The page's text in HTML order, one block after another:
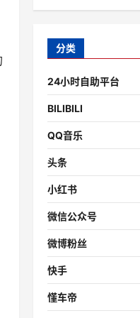
分类
24小时自助平台
BILIBILI
QQ音乐
头条
小红书
微信公众号
微博粉丝
快手
懂车帝